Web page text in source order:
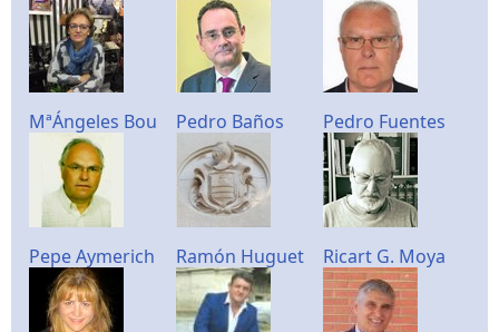
MªÁngeles Bou Pedro Baños Pedro Fuentes
Pepe Aymerich Ramón Huguet Ricart G. Moya